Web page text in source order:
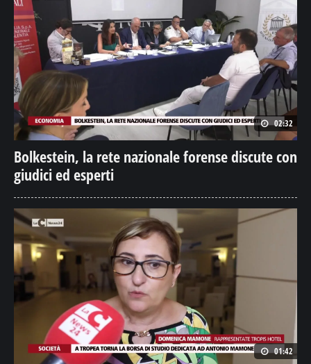
02:32
Bolkestein, la rete nazionale forense discute con
giudici ed esperti
01:42